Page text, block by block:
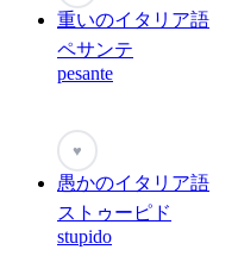
重いのイタリア語
ペサンテ
pesante
♥
愚かのイタリア語
ストゥーピド
stupido